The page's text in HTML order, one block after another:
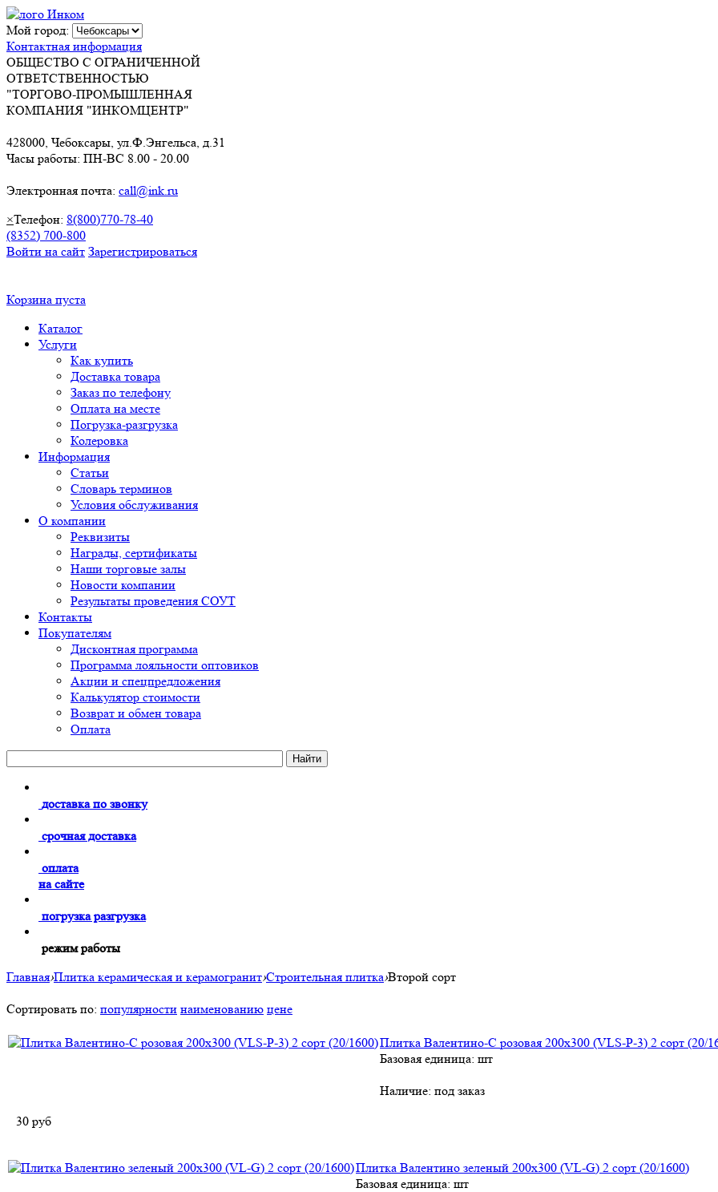
Мой город:
Контактная информация
ОБЩЕСТВО С ОГРАНИЧЕННОЙ
ОТВЕТСТВЕННОСТЬЮ
"ТОРГОВО-ПРОМЫШЛЕННАЯ
КОМПАНИЯ "ИНКОМЦЕНТР"
428000, Чебоксары, ул.Ф.Энгельса, д.31
Часы работы: ПН-ВС 8.00 - 20.00
Электронная почта: call@ink.ru
×Телефон: 8(800)770-78-40
(8352) 700-800
Войти на сайт Зарегистрироваться
Корзина пуста
Каталог
Услуги
Как купить
Доставка товара
Заказ по телефону
Оплата на месте
Погрузка-разгрузка
Колеровка
Информация
Статьи
Словарь терминов
Условия обслуживания
О компании
Реквизиты
Награды, сертификаты
Наши торговые залы
Новости компании
Результаты проведения СОУТ
Контакты
Покупателям
Дисконтная программа
Программа лояльности оптовиков
Акции и спецпредложения
Калькулятор стоимости
Возврат и обмен товара
Оплата
доставка по звонку
срочная доставка
оплата
на сайте
погрузка разгрузка
режим работы
Главная›Плитка керамическая и керамогранит›Строительная плитка›Второй сорт
Сортировать по: популярности наименованию цене
Плитка Валентино-С розовая 200х300 (VLS-P-3) 2 сорт (20/
Базовая единица: шт
Наличие: под заказ
30 руб
Плитка Валентино зеленый 200х300 (VL-G) 2 сорт (20/1600)
Базовая единица: шт